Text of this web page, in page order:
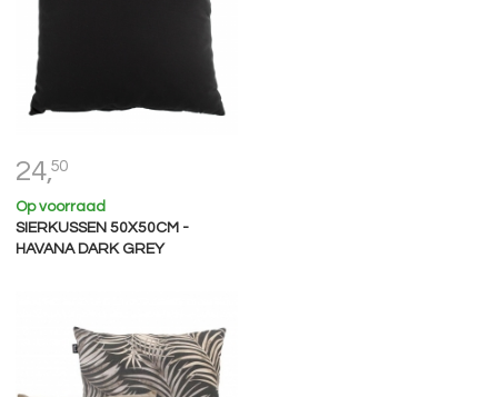
24,50
Op voorraad
SIERKUSSEN 50X50CM -
HAVANA DARK GREY